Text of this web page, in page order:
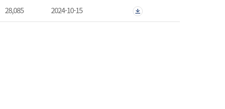
28,085 2024-10-15